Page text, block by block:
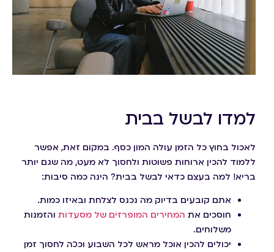
למדו לבשל בבית
לאכול בחוץ כל הזמן עולה המון כסף. במקום זאת, אפשר
ללמוד להכין ארוחות פשוטות ולחסוך לא מעט, מה שגם יותר
בריא! למה בעצם כדאי לבשל בבית? הינה כמה סיבות:
אתם קובעים בדיוק מה נכנס לצלחת ובאיזו כמות.
חוסכים את המחירים המופרזים של מסעדות והזמנות
משלוחים.
יכולים להכין אוכל מראש לכל השבוע וככה לחסוך זמן